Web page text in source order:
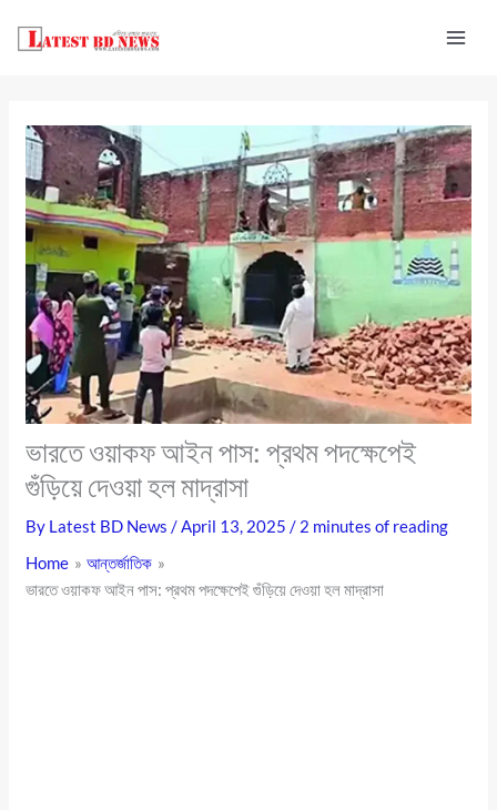
ভারতে ওয়াকফ আইন পাস: প্রথম পদক্ষেপেই
গুঁড়িয়ে দেওয়া হল মাদ্রাসা
By Latest BD News/April 13, 2025/ 2 minutes of reading
Home
আন্তর্জাতিক
ভারতে ওয়াকফ আইন পাস: প্রথম পদক্ষেপেই গুঁড়িয়ে দেওয়া হল মাদ্রাসা